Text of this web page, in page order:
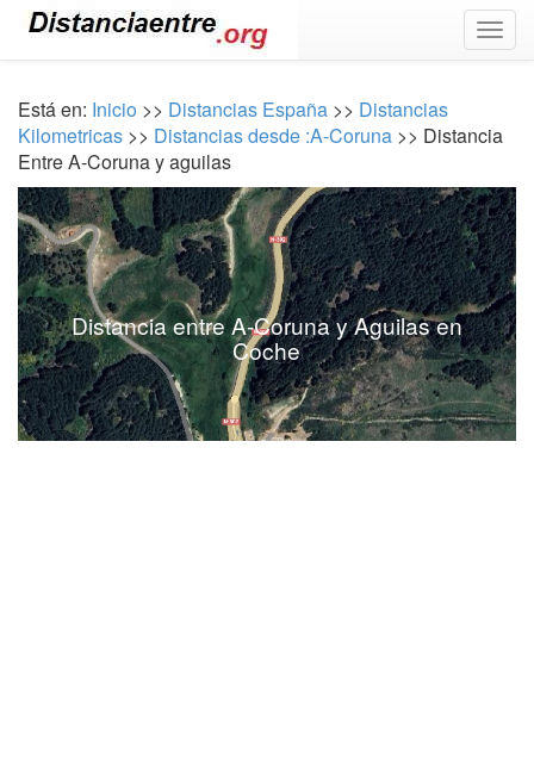
Está en: Inicio >> Distancias España >> Distancias
Kilometricas >> Distancias desde :A-Coruna >> Distancia
Entre A-Coruna y aguilas
Distancia entre A-Coruna y Aguilas en
Coche